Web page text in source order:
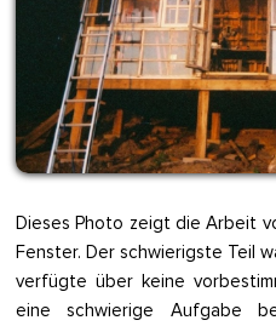
Dieses Photo zeigt die Arbeit
Fenster. Der schwierigste Teil
verfügte über keine
eine schwierige Aufgabe